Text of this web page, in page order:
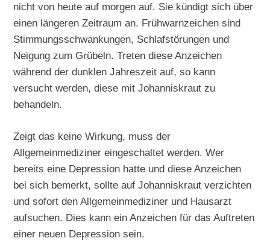
nicht von heute auf morgen auf. Sie kündigt sich über
einen längeren Zeitraum an. Frühwarnzeichen sind
Stimmungsschwankungen, Schlafstörungen und
Neigung zum Grübeln. Treten diese Anzeichen
während der dunklen Jahreszeit auf, so kann
versucht werden, diese mit Johanniskraut zu
behandeln.
Zeigt das keine Wirkung, muss der
Allgemeinmediziner eingeschaltet werden. Wer
bereits eine Depression hatte und diese Anzeichen
bei sich bemerkt, sollte auf Johanniskraut verzichten
und sofort den Allgemeinmediziner und Hausarzt
aufsuchen. Dies kann ein Anzeichen für das Auftreten
einer neuen Depression sein.